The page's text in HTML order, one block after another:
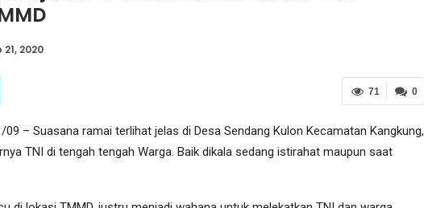
21, 2020
0
71
09 – Suasana ramai terlihat jelas di Desa Sendang Kulon Kecamatan Kangkung,
TNI di tengah tengah Warga. Baik dikala sedang istirahat maupun saat